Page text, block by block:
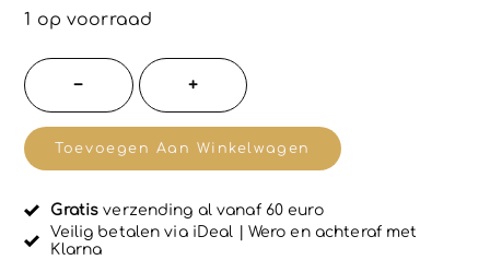
w
r
d
e
r
d
0
i
5
1 op voorraad
−
Bill
´s
Zwitserse
-
+
Toevoegen Aan Winkelwagen
Gratis verzending al vanaf 60 euro
Veilig betalen via iDeal | Wero en achteraf met
Klarna